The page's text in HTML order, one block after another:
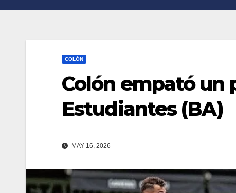
COLÓN
Colón empató
Estudiantes (BA)
MAY 16, 2026
n